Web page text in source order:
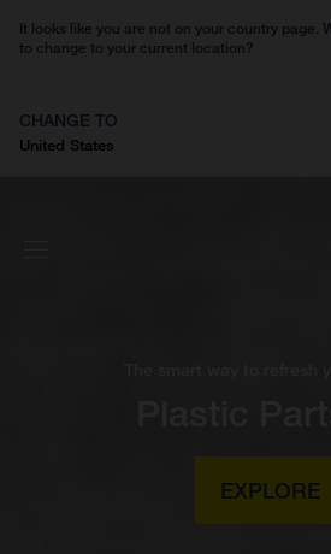
It looks like you are not on your country page.
to change to your current location?
CHANGE TO
United States
EXPLORE